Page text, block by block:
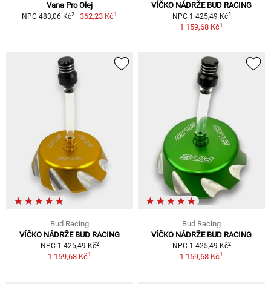
Vana Pro Olej
NPC 483,06 Kč2 362,23 Kč1
VÍČKO NÁDRŽE BUD RACING
NPC 1 425,49 Kč2
1 159,68 Kč1
Bud Racing
VÍČKO NÁDRŽE BUD RACING
NPC 1 425,49 Kč2
1 159,68 Kč1
Bud Racing
VÍČKO NÁDRŽE BUD RACING
NPC 1 425,49 Kč2
1 159,68 Kč1